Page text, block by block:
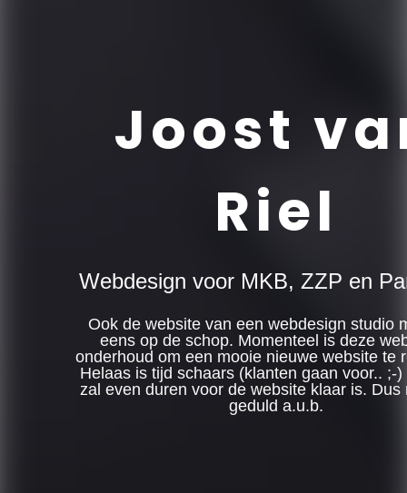
Joost
Riel
Webdesign voor MKB, ZZP en
Ook de website van een webdesign studio
eens op de schop. Momenteel is deze
onderhoud om een mooie nieuwe website te
Helaas is tijd schaars (klanten gaan voor.. ;-)
zal even duren voor de website klaar is. Dus
geduld a.u.b.